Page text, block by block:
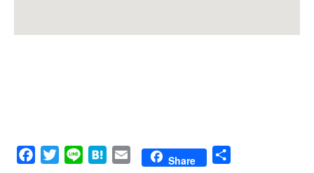
Facebook
Twitter Line HatenaEmail Share